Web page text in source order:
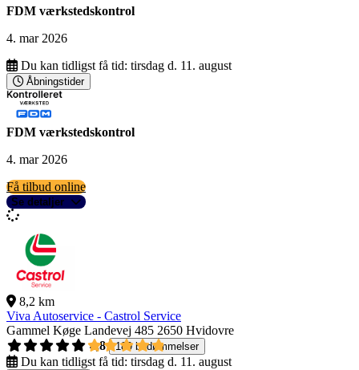
FDM værkstedskontrol
4. mar 2026
Du kan tidligst få tid: tirsdag d. 11. august
Åbningstider
FDM værkstedskontrol
4. mar 2026
Få tilbud online
Se detaljer
8,2 km
Viva Autoservice - Castrol Service
Gammel Køge Landevej 485 2650 Hvidovre
4,8
189 bedømmelser
Du kan tidligst få tid: tirsdag d. 11. august